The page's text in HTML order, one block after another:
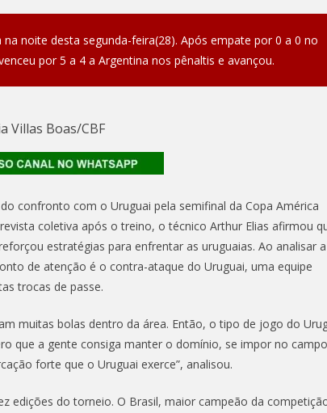
noite desta segunda-feira(28). Após empate por 0 a 0 no
por 5 a 4 a Argentina nos pênaltis e avançou.
Villas Boas/CBF
confronto com o Uruguai pela semifinal da Copa América
coletiva após o treino, o técnico Arthur Elias afirmou
estratégias para enfrentar as uruguaias. Ao analisar a
de atenção é o contra-ataque do Uruguai, uma equipe
trocas de passe.
muitas bolas dentro da área. Então, o tipo de jogo do
que a gente consiga manter o domínio, se impor no campo
forte que o Uruguai exerce”, analisou.
edições do torneio. O Brasil, maior campeão da